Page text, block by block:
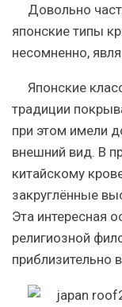
Довольно
японские типы
несомненно,
Японские
традиции
при этом имели
внешний вид. В
китайскому
закруглённые
Эта интересная
религиозной
приблизительно